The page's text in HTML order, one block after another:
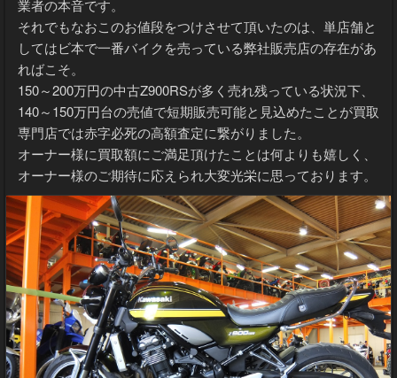
業者の本音です。
それでもなおこのお値段をつけさせて頂いたのは、単店舗と
してはビ本で一番バイクを売っている弊社販売店の存在があ
ればこそ。
150～200万円の中古Z900RSが多く売れ残っている状況下、
140～150万円台の売値で短期販売可能と見込めたことが買取
専門店では赤字必死の高額査定に繋がりました。
オーナー様に買取額にご満足頂けたことは何よりも嬉しく、
オーナー様のご期待に応えられ大変光栄に思っております。